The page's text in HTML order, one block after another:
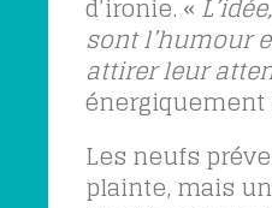
d’ironie. «
sont l’humour
attirer leur
énergiquement
Les neufs
plainte, mais